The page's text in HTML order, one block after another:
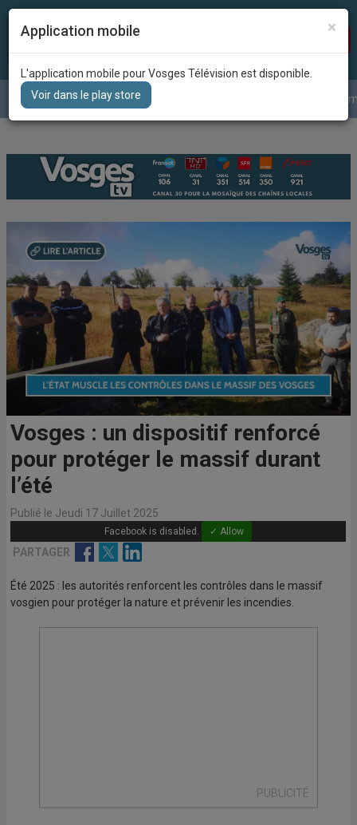
Le journal Grille des
Vosges : un dispositif renforcé
pour protéger le massif durant
l’été
Publié le Jeudi 17 Juillet 2025
Facebook is disabled. ✓ Allow
PARTAGER Facebook
Twitter
Été 2025 : les autorités renforcent les contrôles dans le massif
vosgien pour protéger la nature et prévenir les incendies.
PUBLICITÉ
×
Application mobile
L'application mobile pour Vosges Télévision est disponible.
Voir dans le play store